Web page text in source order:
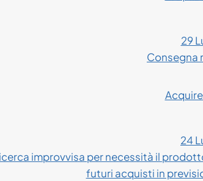
29
Consegna
24
improvvisa per necessità il
futuri acquisti in